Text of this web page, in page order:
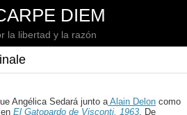
DIEM
la libertad y la razón
Angélica Sedará junto aAlain Delon como
El Gatopardo de Visconti, 1963. De